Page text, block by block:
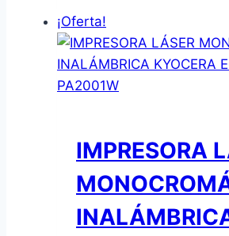
¡Oferta!
IMPRESORA